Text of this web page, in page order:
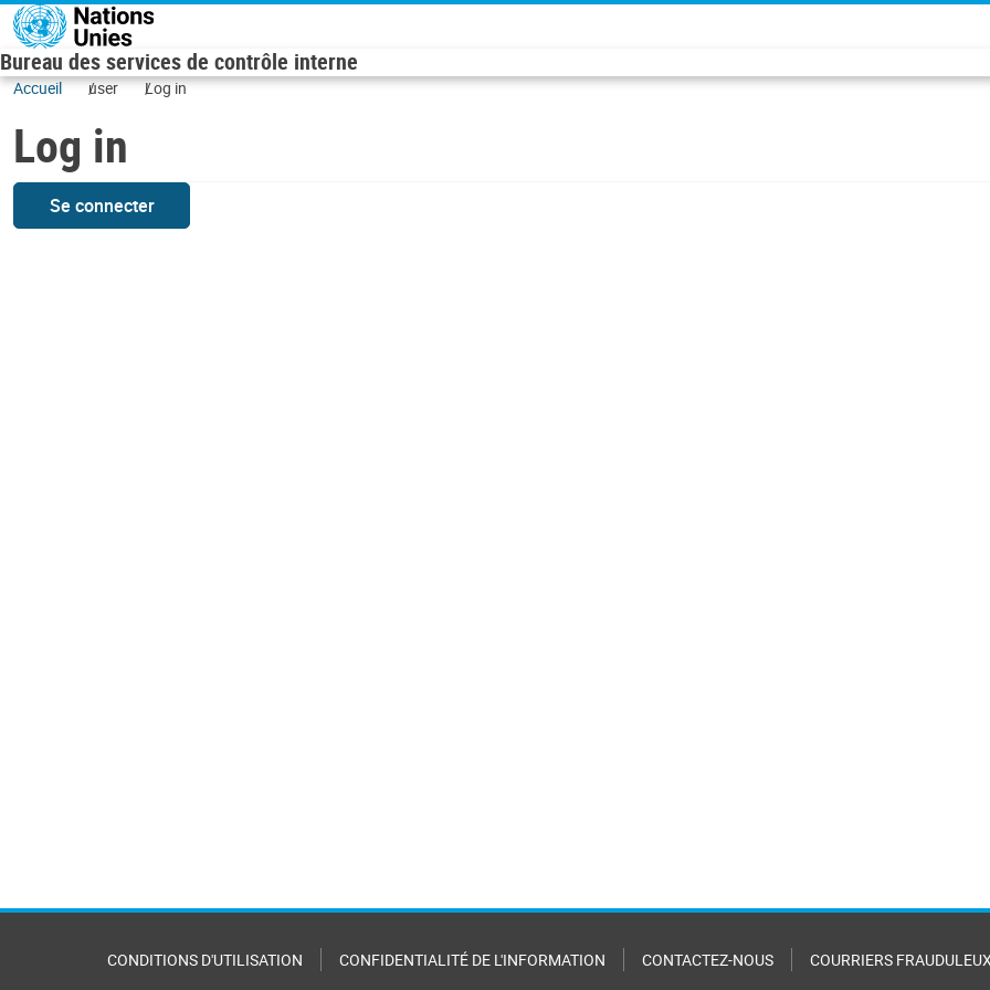
Skip to main content
Bureau des services de contrôle interne
Accueil user Log in
Log in
Se connecter
CONDITIONS D'UTILISATION CONFIDENTIALITÉ DE L'INFORMATION CONTACTEZ-NOUS COURRIERS